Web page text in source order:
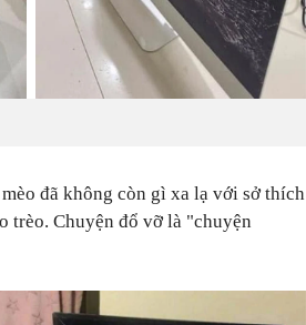
đã không còn gì xa lạ với sở thích
trèo. Chuyện đổ vỡ là "chuyện